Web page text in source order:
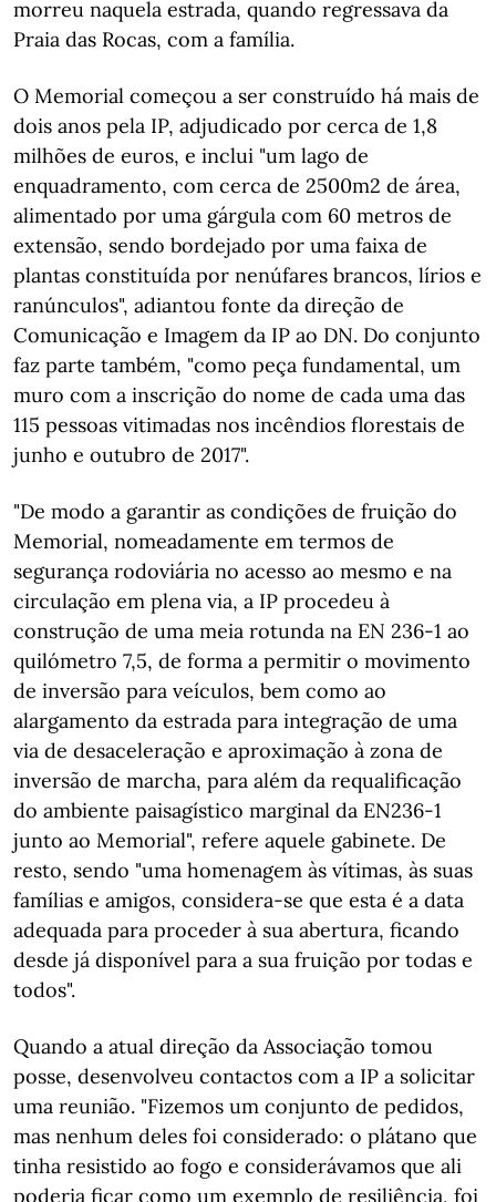
morreu naquela estrada, quando regressava da
Praia das Rocas, com a família.
O Memorial começou a ser construído há mais de
dois anos pela IP, adjudicado por cerca de 1,8
milhões de euros, e inclui "um lago de
enquadramento, com cerca de 2500m2 de área,
alimentado por uma gárgula com 60 metros de
extensão, sendo bordejado por uma faixa de
plantas constituída por nenúfares brancos, lírios e
ranúnculos", adiantou fonte da direção de
Comunicação e Imagem da IP ao DN. Do conjunto
faz parte também, "como peça fundamental, um
muro com a inscrição do nome de cada uma das
115 pessoas vitimadas nos incêndios florestais de
junho e outubro de 2017".
"De modo a garantir as condições de fruição do
Memorial, nomeadamente em termos de
segurança rodoviária no acesso ao mesmo e na
circulação em plena via, a IP procedeu à
construção de uma meia rotunda na EN 236-1 ao
quilómetro 7,5, de forma a permitir o movimento
de inversão para veículos, bem como ao
alargamento da estrada para integração de uma
via de desaceleração e aproximação à zona de
inversão de marcha, para além da requalificação
do ambiente paisagístico marginal da EN236-1
junto ao Memorial", refere aquele gabinete. De
resto, sendo "uma homenagem às vítimas, às suas
famílias e amigos, considera-se que esta é a data
adequada para proceder à sua abertura, ficando
desde já disponível para a sua fruição por todas e
todos".
Quando a atual direção da Associação tomou
posse, desenvolveu contactos com a IP a solicitar
uma reunião. "Fizemos um conjunto de pedidos,
mas nenhum deles foi considerado: o plátano que
tinha resistido ao fogo e considerávamos que ali
poderia ficar como um exemplo de resiliência, foi